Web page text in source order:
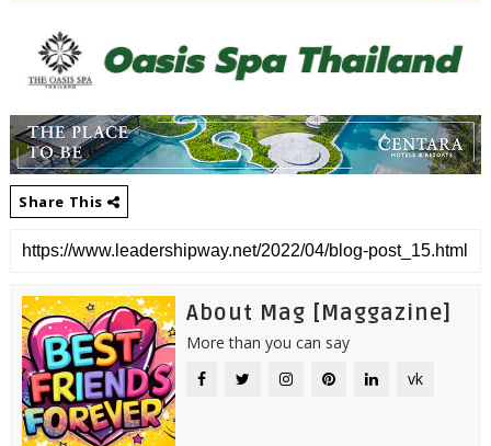
Share This
About Mag [Maggazine]
More than you can say
vk